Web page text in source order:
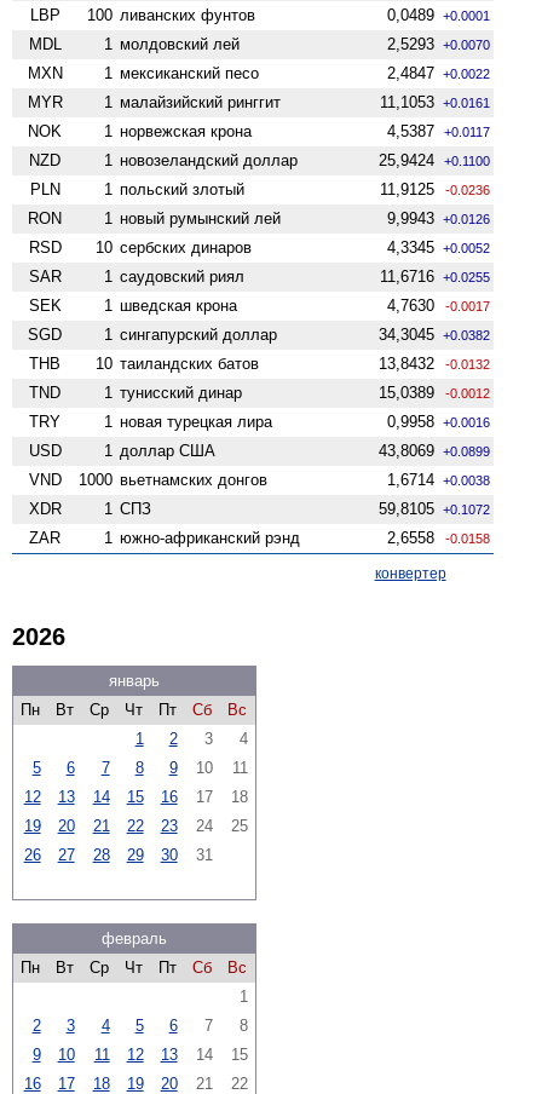
LBP 100 ливанских фунтов 0,0489 +0.0001
MDL 1 молдовский лей 2,5293 +0.0070
MXN 1 мексиканский песо 2,4847 +0.0022
MYR 1 малайзийский ринггит 11,1053 +0.0161
NOK 1 норвежская крона 4,5387 +0.0117
NZD 1 ново­зеландский доллар 25,9424 +0.1100
PLN 1 польский злотый 11,9125 -0.0236
RON 1 новый румынский лей 9,9943 +0.0126
RSD 10 сербских динаров 4,3345 +0.0052
SAR 1 саудовский риял 11,6716 +0.0255
SEK 1 шведская крона 4,7630 -0.0017
SGD 1 сингапурский доллар 34,3045 +0.0382
THB 10 таиландских батов 13,8432 -0.0132
TND 1 тунисский динар 15,0389 -0.0012
TRY 1 новая турецкая лира 0,9958 +0.0016
USD 1 доллар США 43,8069 +0.0899
VND 1000 вьетнамских донгов 1,6714 +0.0038
XDR 1 СПЗ 59,8105 +0.1072
ZAR 1 южно-африканский рэнд 2,6558 -0.0158
конвертер
2026
январь
Пн
Вт Ср Чт Пт Сб
Вс
1
2 3
4
5
6 7 8 9 10
11
12
13 14 15 16 17
18
19
20 21 22 23 24
25
26
27 28 29 30 31
февраль
Пн
Вт Ср Чт Пт Сб
Вс
1
2
3 4 5 6 7
8
9
10 11 12 13 14
15
16
17 18 19 20 21 22